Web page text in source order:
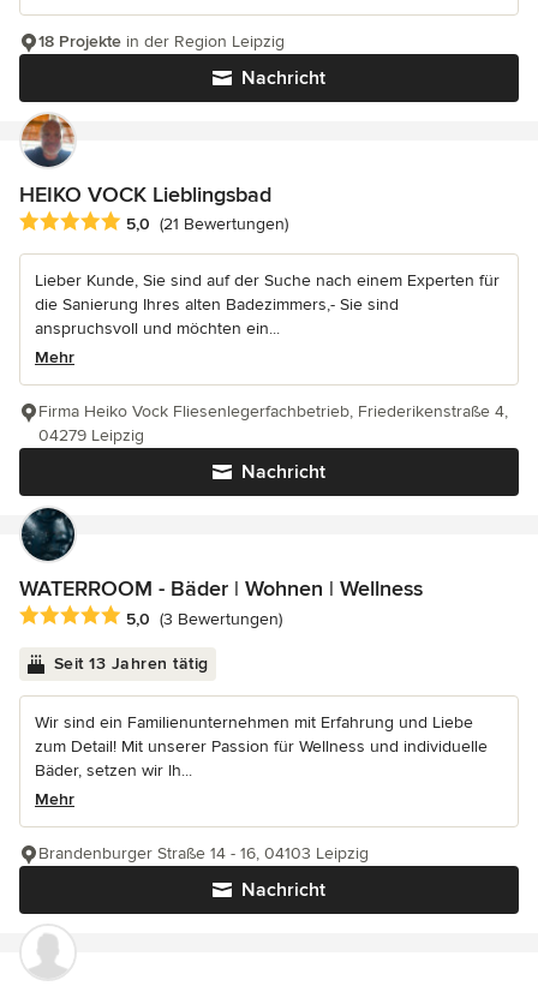
Nachricht
18 Projekte in der Region Leipzig
HEIKO VOCK Lieblingsbad
Durchschnittliche Bewertung: 5 von 5 Sternen
5,0 (21 Bewertungen)
Lieber Kunde, Sie sind auf der Suche nach einem Experten für
die Sanierung Ihres alten Badezimmers,- Sie sind
anspruchsvoll und möchten ein...
Mehr
Nachricht
Firma Heiko Vock Fliesenlegerfachbetrieb, Friederikenstraße 4,
04279 Leipzig
WATERROOM - Bäder | Wohnen | Wellness
Durchschnittliche Bewertung: 5 von 5 Sternen
5,0 (3 Bewertungen)
Seit 13 Jahren tätig
Wir sind ein Familienunternehmen mit Erfahrung und Liebe
zum Detail! Mit unserer Passion für Wellness und individuelle
Bäder, setzen wir Ih...
Mehr
Nachricht
Brandenburger Straße 14 - 16, 04103 Leipzig